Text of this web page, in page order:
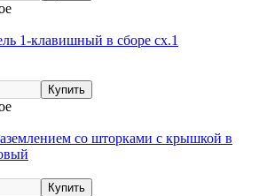
1-клавишный в сборе сх.1
со шторками с крышкой в